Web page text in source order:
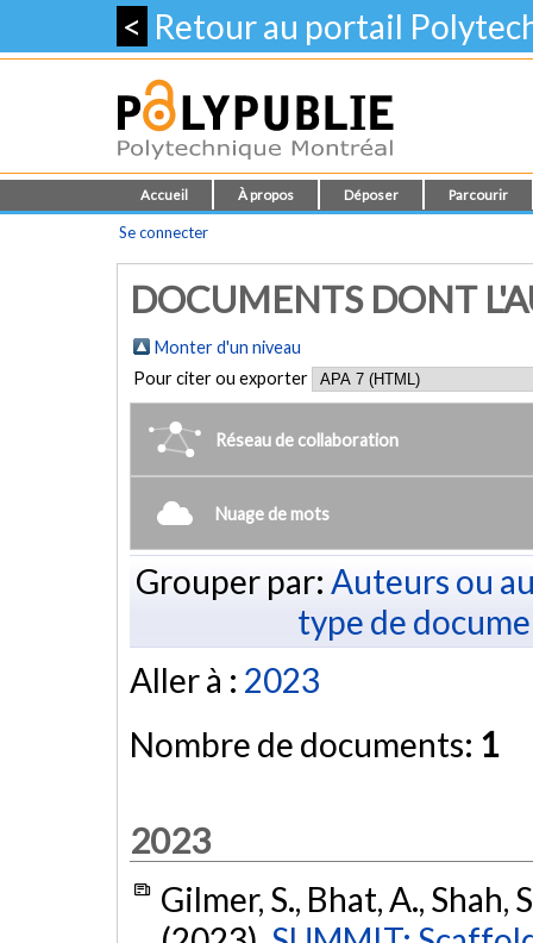
< Retour au portail
Accueil À propos Déposer Parcourir
Se connecter
DOCUMENTS DONT
Monter d'un niveau
Pour citer ou exporter
Réseau de collaboration
Nuage de mots
Grouper par: Auteurs ou
type de
Aller à : 2023
Nombre de documents: 1
2023
Gilmer, S., Bhat, A., Shah,